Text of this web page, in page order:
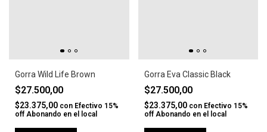
Gorra Wild Life Brown
$27.500,00
$23.375,00 con Efectivo 15%
off Abonando en el local
Gorra Eva Classic Black
$27.500,00
$23.375,00 con Efectivo 15%
off Abonando en el local